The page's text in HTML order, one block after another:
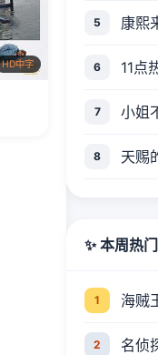
HD中字
5 康熙
6 11点
7 小姐
8
✨ 本周热
1 海贼
2